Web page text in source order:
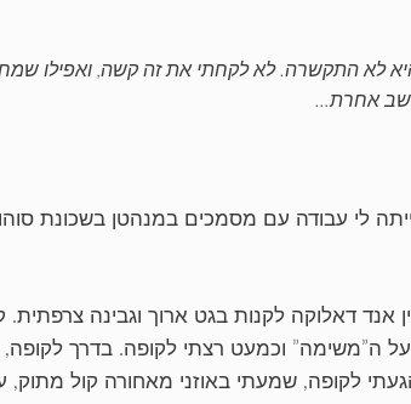
לא התקשרה. לא לקחתי את זה קשה, ואפילו
אחרת…
לי עבודה עם מסמכים במנהטן בשכונת
אנד דאלוקה לקנות בגט ארוך וגבינה
ה”משימה” וכמעט רצתי לקופה. בדרך
לקופה, שמעתי באוזני מאחורה קול מתוק,